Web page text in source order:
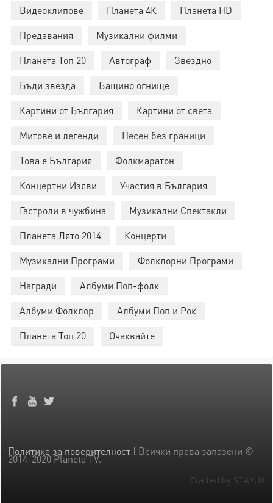
Видеоклипове
Планета 4К
Планета HD
Предавания
Музикални филми
Планета Топ 20
Автограф
Звездно
Бъди звезда
Бащино огнище
Картини от България
Картини от света
Митове и легенди
Песен без граници
Това е България
Фолкмаратон
Концертни Изяви
Участия в България
Гастроли в чужбина
Музикални Спектакли
Планета Лято 2014
Концерти
Музикални Програми
Фолклорни Програми
Награди
Албуми Поп-фолк
Албуми Фолклор
Албуми Поп и Рок
Планета Топ 20
Очаквайте
Политика за поверителност | Всички права запазени ©
2014-2020 Planeta TV.
Crafted by STAYUX